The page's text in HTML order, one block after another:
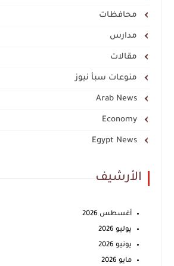
محافظات
مدارس
مقالات
منوعات سبأ نيوز
Arab News
Economy
Egypt News
الأرشيف
أغسطس 2026
يوليو 2026
يونيو 2026
مايو 2026